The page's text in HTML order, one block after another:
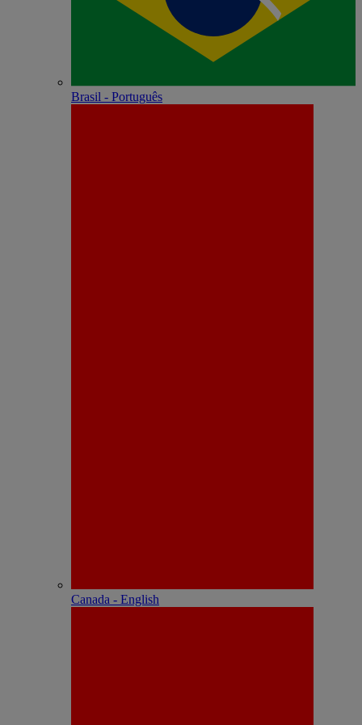
Brasil - Português
Canada - English